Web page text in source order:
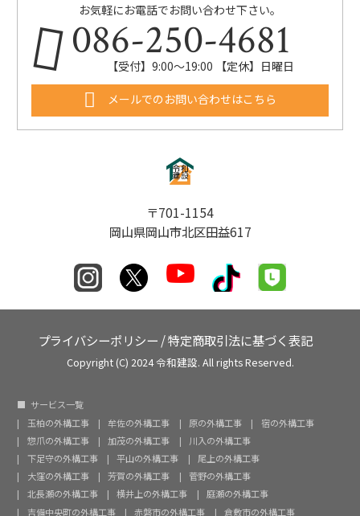
お気軽にお電話でお問い合わせ下さい。
086-250-4681
【受付】9:00〜19:00 【定休】日曜日
メールでのお問い合わせはこちら
〒701-1154
岡山県岡山市北区田益617
プライバシーポリシー /特定商取引法に基づく表記
Copyright (C) 2024 令和建設. All rights Reserved.
サービス一覧
玉柏の外構工事
牟佐の外構工事 原の外構工事
宿の外構工事
惣爪の外構工事
加茂の外構工事
川入の外構工事
下足守の外構工事
平山の外構工事
尾上の外構工事
大窪の外構工事
芳賀の外構工事
菅野の外構工事
北長瀬の外構工事
横井上の外構工事
庭瀬の外構工事
吉備中央町の外構工事
赤磐市の外構工事 倉敷市の外構工事